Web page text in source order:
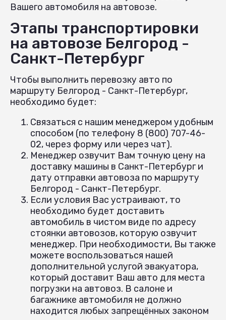
Вашего автомобиля на автовозе.
Этапы транспортировки
на автовозе Белгород -
Санкт-Петербург
Чтобы выполнить перевозку авто по
маршруту Белгород - Санкт-Петербург,
необходимо будет:
Связаться с нашим менеджером удобным
способом (по телефону 8 (800) 707-46-
02, через форму или через чат).
Менеджер озвучит Вам точную цену на
доставку машины в Санкт-Петербург и
дату отправки автовоза по маршруту
Белгород - Санкт-Петербург.
Если условия Вас устраивают, то
необходимо будет доставить
автомобиль в чистом виде по адресу
стоянки автовозов, которую озвучит
менеджер. При необходимости, Вы также
можете воспользоваться нашей
дополнительной услугой эвакуатора,
который доставит Ваш авто для места
погрузки на автовоз. В салоне и
багажнике автомобиля не должно
находится любых запрещённых законом